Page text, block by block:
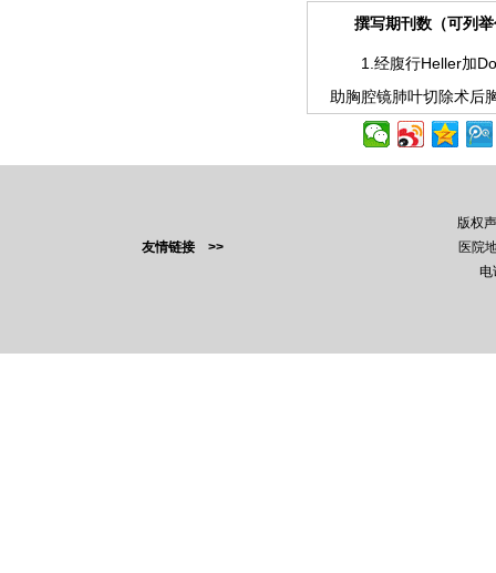
撰写期刊数（可列举
1.经腹行Heller加Dor
助胸腔镜肺叶切除术后
友情链接 >>
版权
医院